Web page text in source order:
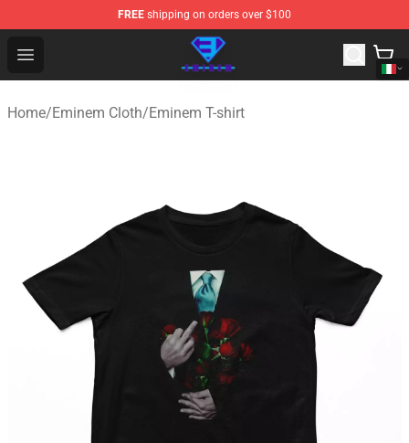
FREE shipping on orders over $100
Open menu
Eminem Store - Official Eminem Merchandise Shop
Home/Eminem Cloth/Eminem T-shirt